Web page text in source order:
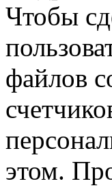
Чтобы
файлов
этом.